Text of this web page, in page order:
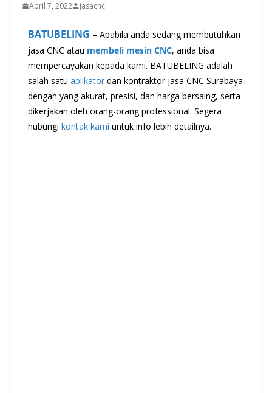
April 7, 2022 jasacnc
BATUBELING – Apabila anda sedang membutuhkan
jasa CNC atau membeli mesin CNC, anda bisa
mempercayakan kepada kami. BATUBELING adalah
salah satu aplikator dan kontraktor jasa CNC Surabaya
dengan yang akurat, presisi, dan harga bersaing, serta
dikerjakan oleh orang-orang professional. Segera
hubungi kontak kami untuk info lebih detailnya.